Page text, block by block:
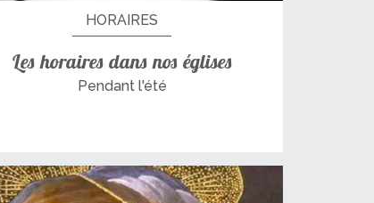
HORAIRES
Les horaires dans nos églises
Pendant l'été